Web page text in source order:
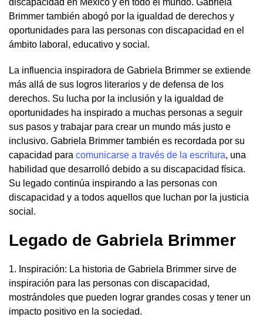
discapacidad en México y en todo el mundo. Gabriela
Brimmer también abogó por la igualdad de derechos y
oportunidades para las personas con discapacidad en el
ámbito laboral, educativo y social.
La influencia inspiradora de Gabriela Brimmer se extiende
más allá de sus logros literarios y de defensa de los
derechos. Su lucha por la inclusión y la igualdad de
oportunidades ha inspirado a muchas personas a seguir
sus pasos y trabajar para crear un mundo más justo e
inclusivo. Gabriela Brimmer también es recordada por su
capacidad para comunicarse a través de la escritura, una
habilidad que desarrolló debido a su discapacidad física.
Su legado continúa inspirando a las personas con
discapacidad y a todos aquellos que luchan por la justicia
social.
Legado de Gabriela Brimmer
1. Inspiración: La historia de Gabriela Brimmer sirve de
inspiración para las personas con discapacidad,
mostrándoles que pueden lograr grandes cosas y tener un
impacto positivo en la sociedad.